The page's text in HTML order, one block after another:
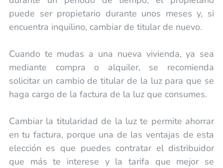
puede ser propietario durante unos meses y, si
encuentra inquilino, cambiar de titular de nuevo.
Cuando te mudas a una nueva vivienda, ya sea
mediante compra o alquiler, se recomienda
solicitar un cambio de titular de la luz para que se
haga cargo de la factura de la luz que consumes.
Cambiar la titularidad de la luz te permite ahorrar
en tu factura, porque una de las ventajas de esta
elección es que puedes contratar el distribuidor
que más te interese y la tarifa que mejor se